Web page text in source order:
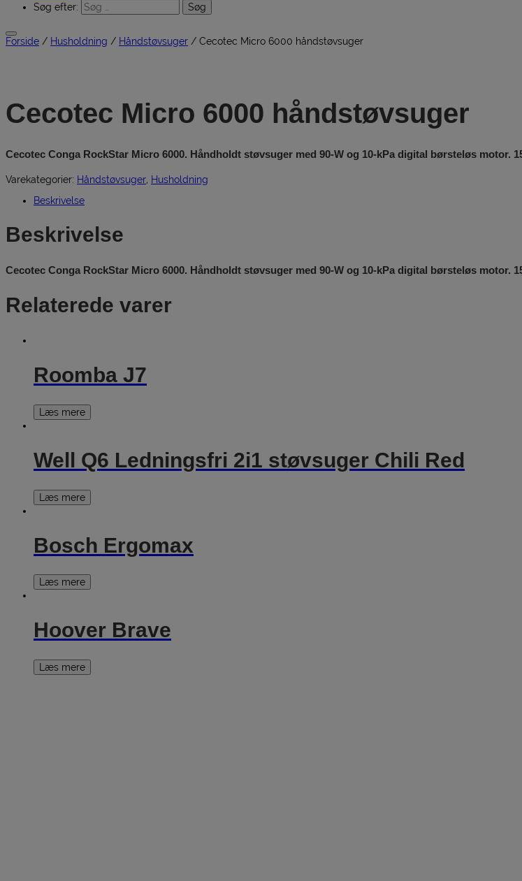
Søg efter:
Forside / Husholdning / Håndstøvsuger / Cecotec Micro 6000 håndstøvsuger
Cecotec Micro 6000 håndstøvsuger
Cecotec Conga RockStar Micro 6000. Håndholdt støvsuger med 90-W og 10-kPa digital børsteløs
Varekategorier: Håndstøvsuger, Husholdning
Beskrivelse
Beskrivelse
Cecotec Conga RockStar Micro 6000. Håndholdt støvsuger med 90-W og 10-kPa digital børsteløs
Relaterede varer
Roomba J7
Læs mere
Well Q6 Ledningsfri 2i1 støvsuger Chili Red
Læs mere
Bosch Ergomax
Læs mere
Hoover Brave
Læs mere